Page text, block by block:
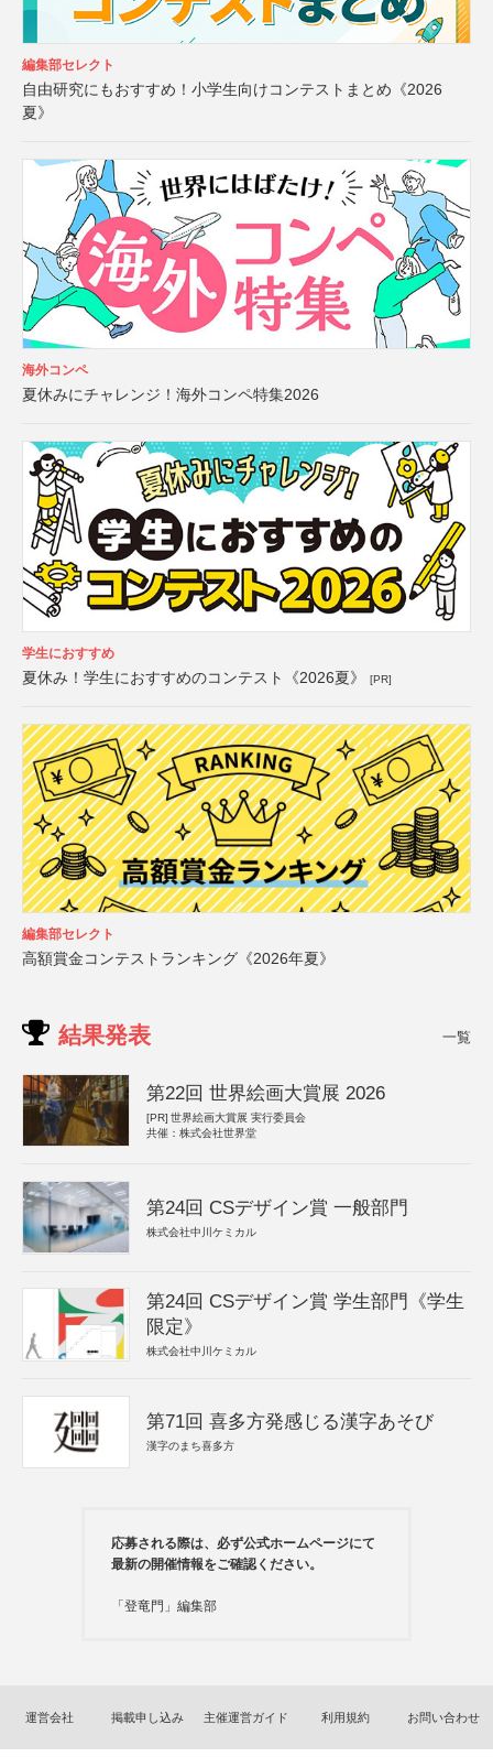
編集部セレクト
自由研究にもおすすめ！小学生向けコンテストまとめ《2026
夏》
海外コンペ
夏休みにチャレンジ！海外コンペ特集2026
学生におすすめ
夏休み！学生におすすめのコンテスト《2026夏》 [PR]
編集部セレクト
高額賞金コンテストランキング《2026年夏》
結果発表 一覧
第22回 世界絵画大賞展 2026
[PR] 世界絵画大賞展 実行委員会
共催：株式会社世界堂
第24回 CSデザイン賞 一般部門
株式会社中川ケミカル
第24回 CSデザイン賞 学生部門《学生
限定》
株式会社中川ケミカル
第71回 喜多方発感じる漢字あそび
漢字のまち喜多方
応募される際は、必ず公式ホームページにて
最新の開催情報をご確認ください。
「登竜門」編集部
運営会社 掲載申し込み 主催運営ガイド 利用規約 お問い合わせ